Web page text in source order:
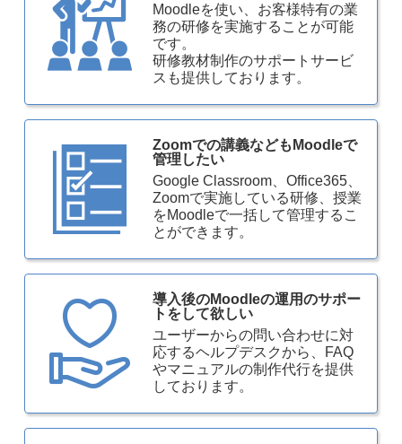
Moodleを使い、お客様特有の業
務の研修を実施することが可能
です。
研修教材制作のサポートサービ
スも提供しております。
Zoomでの講義などもMoodleで
管理したい
Google Classroom、Office365、
Zoomで実施している研修、授業
をMoodleで一括して管理するこ
とができます。
導入後のMoodleの運用のサポー
トをして欲しい
ユーザーからの問い合わせに対
応するヘルプデスクから、FAQ
やマニュアルの制作代行を提供
しております。